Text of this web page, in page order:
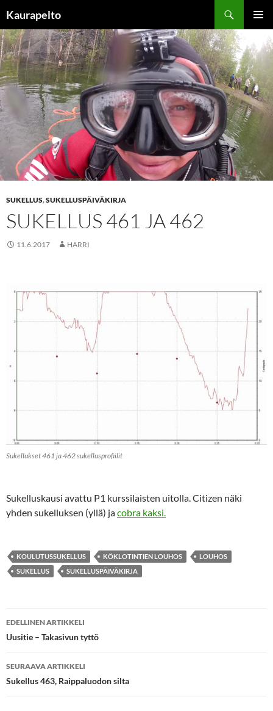
sisältöön
Kaurapelto
SUKELLUS,SUKELLUSPÄIVÄKIRJA
SUKELLUS 461 JA 462
11.6.2017 HARRI
Sukellukset 461 ja 462 sukellusprofiilit
Sukelluskausi avattu P1 kurssilaisten uitolla. Citizen näki
yhden sukelluksen (yllä) jacobra kaksi.
KOULUTUSSUKELLUS KÖKLOTINTIEN LOUHOS
LOUHOS
SUKELLUS
SUKELLUSPÄIVÄKIRJA
Artikkelien
selaus
EDELLINEN ARTIKKELI
Uusitie – Takasivun tyttö
SEURAAVA ARTIKKELI
Sukellus 463, Raippaluodon silta